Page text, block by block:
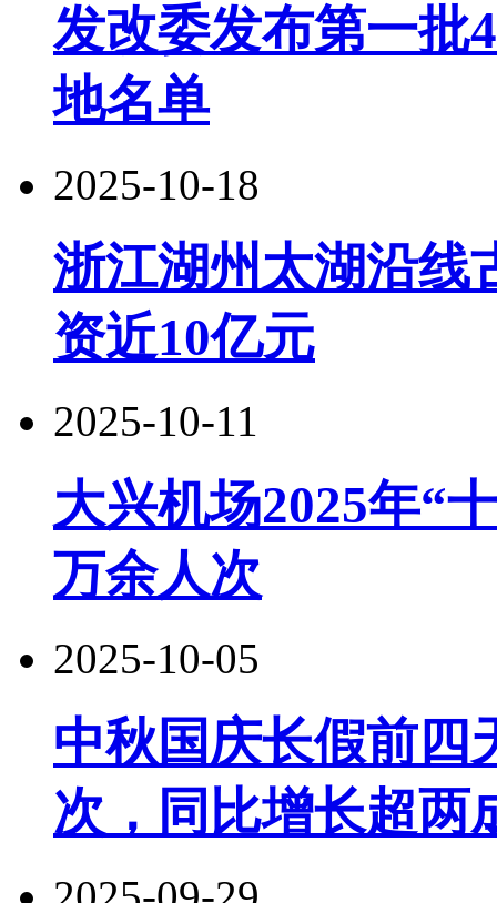
发改委发布第一批
地名单
2025-10-18
浙江湖州太湖沿线
资近10亿元
2025-10-11
大兴机场2025年“
万余人次
2025-10-05
中秋国庆长假前四
次，同比增长超两